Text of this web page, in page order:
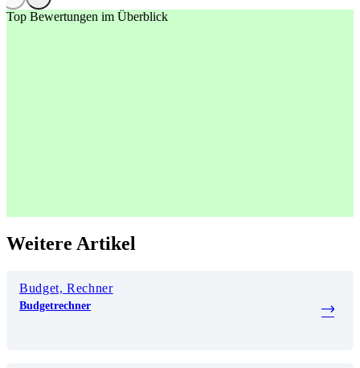
Top Bewertungen im Überblick
Weitere Artikel
Budget, Rechner
Budgetrechner